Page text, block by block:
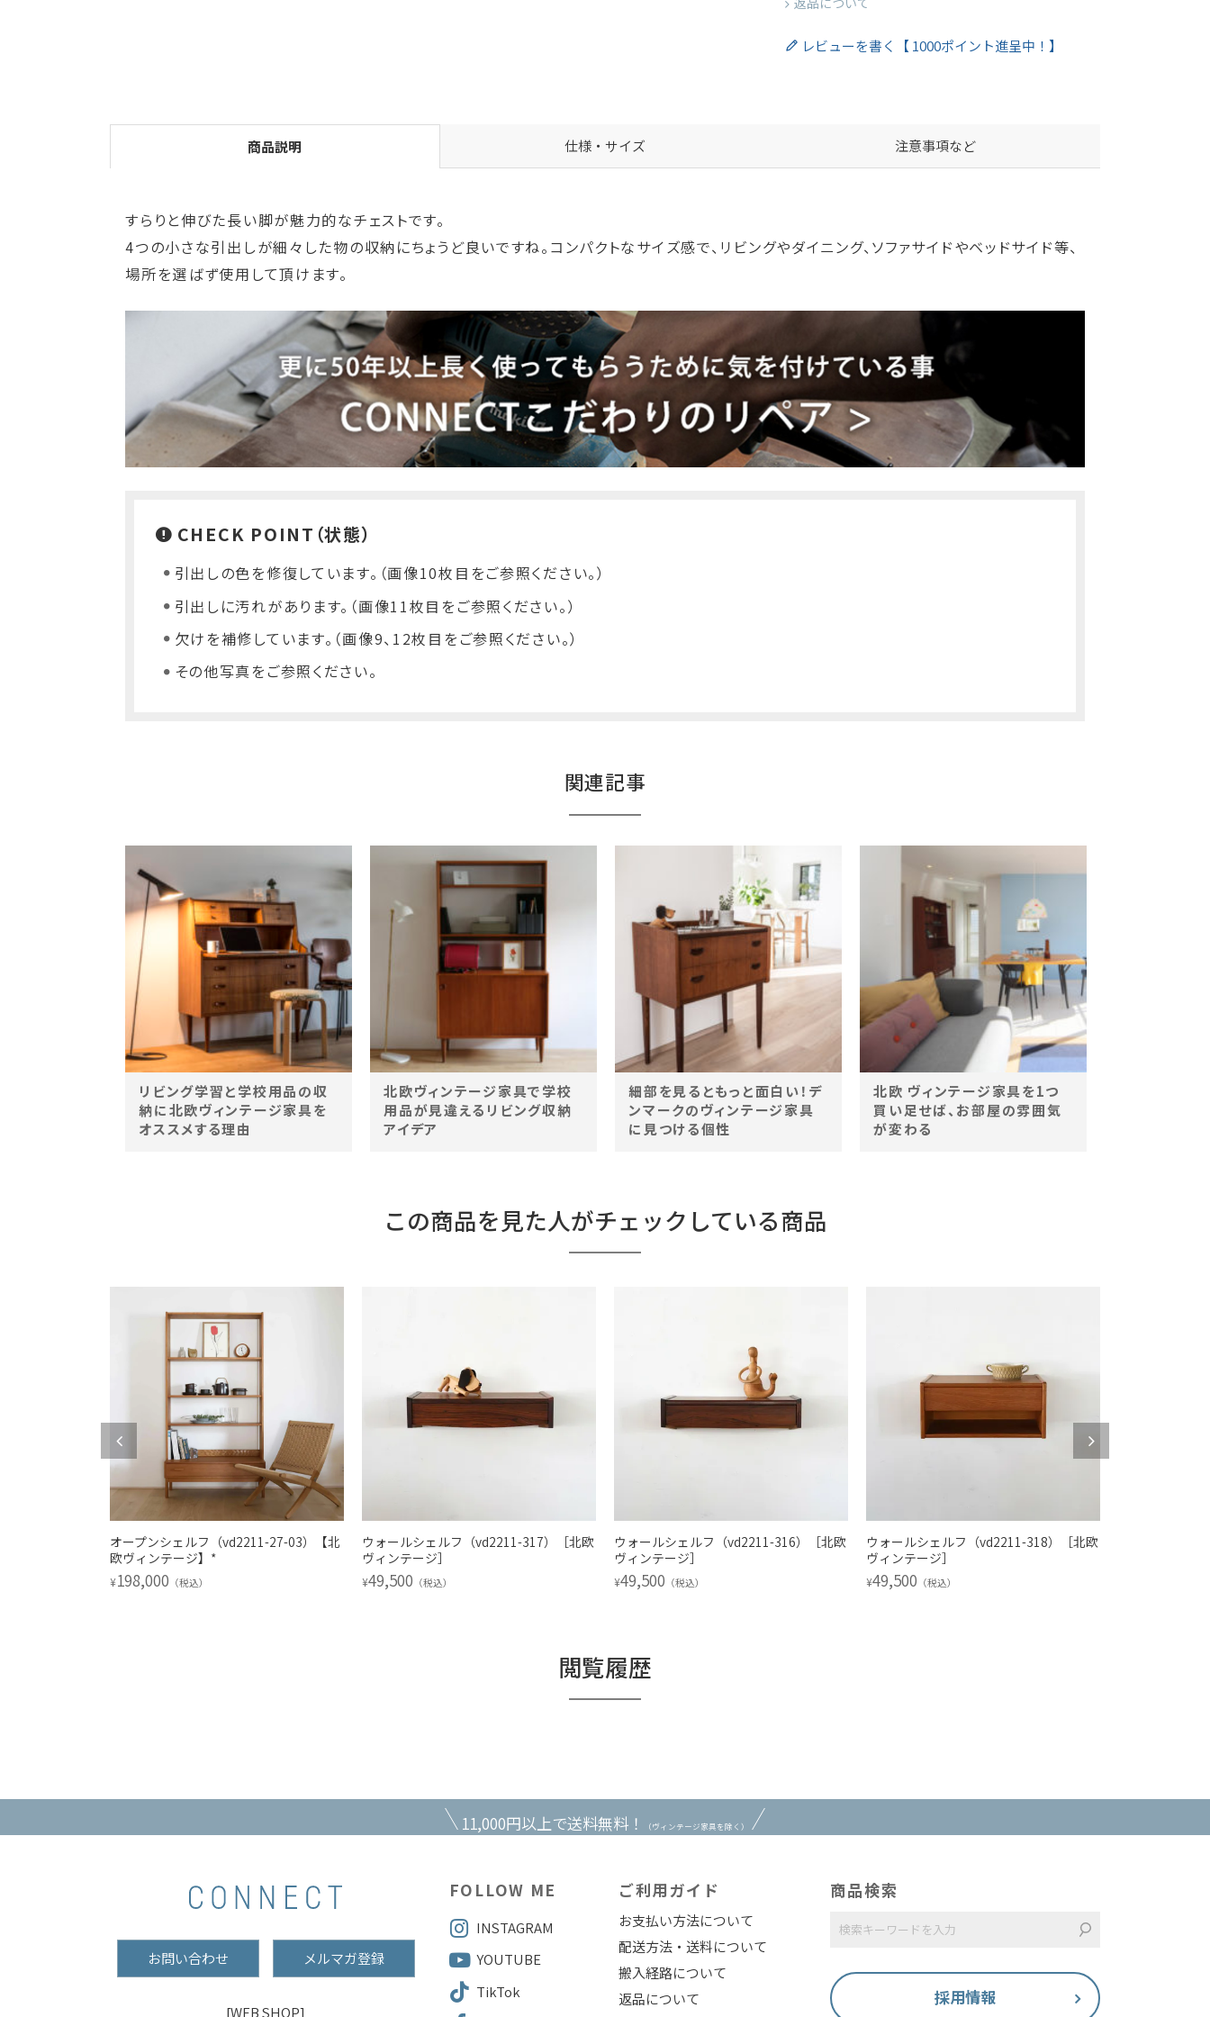
レビューを書く【 1000ポイント進呈中！】
商品説明 仕様・サイズ 注意事項など
すらりと伸びた長い脚が魅力的なチェストです。
4つの小さな引出しが細々した物の収納にちょうど良いですね。コンパクトなサイズ感で、リビングやダイニング、ソファサイドやベッドサイド等、
場所を選ばず使用して頂けます。
CHECK POINT（状態）
引出しの色を修復しています。（画像10枚目をご参照ください。）
引出しに汚れがあります。（画像11枚目をご参照ください。）
欠けを補修しています。（画像9、12枚目をご参照ください。）
その他写真をご参照ください。
関連記事
リビング学習と学校用品の収
納に北欧ヴィンテージ家具を
オススメする理由
北欧ヴィンテージ家具で学校
用品が見違えるリビング収納
アイデア
細部を見るともっと面白い！デ
ンマークのヴィンテージ家具
に見つける個性
北欧 ヴィンテージ家具を1つ
買い足せば、お部屋の雰囲気
が変わる
この商品を見た人がチェックしている商品
オープンシェルフ（vd2211-27-03）【北
欧ヴィンテージ】*
¥198,000 （税込）
ウォールシェルフ（vd2211-317）［北欧
ヴィンテージ］
¥49,500 （税込）
ウォールシェルフ（vd2211-316）［北欧
ヴィンテージ］
¥49,500 （税込）
ウォールシェルフ（vd2211-318）［北欧
ヴィンテージ］
¥49,500 （税込）
閲覧履歴
11,000円以上で送料無料！ （ヴィンテージ家具を除く）
お問い合わせ メルマガ登録
[WEB SHOP]
FOLLOW ME
INSTAGRAM
YOUTUBE
TikTok
ご利用ガイド
お支払い方法について
配送方法・送料について
搬入経路について
返品について
商品検索
採用情報